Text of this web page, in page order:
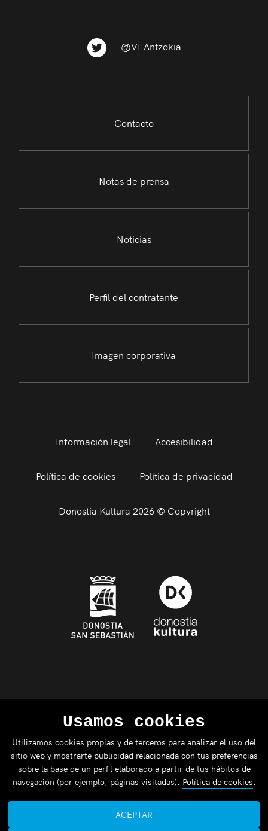
@VEAntzokia
Contacto
Notas de prensa
Noticias
Perfil del contratante
Imagen corporativa
Información legal Accesibilidad
Política de cookies Política de privacidad
Donostia Kultura 2026 © Copyright
Usamos cookies
Utilizamos cookies propias y de terceros para analizar el uso del
sitio web y mostrarte publicidad relacionada con tus preferencias
sobre la base de un perfil elaborado a partir de tus hábitos de
navegación (por ejemplo, páginas visitadas). Política de cookies.
ACEPTAR